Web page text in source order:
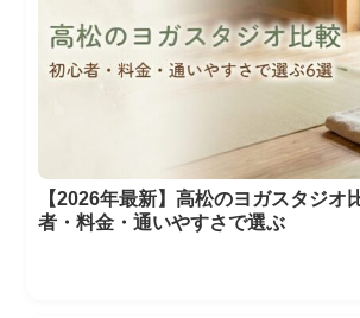
【2026年最新】高松のヨガスタジオ
者・料金・通いやすさで選ぶ